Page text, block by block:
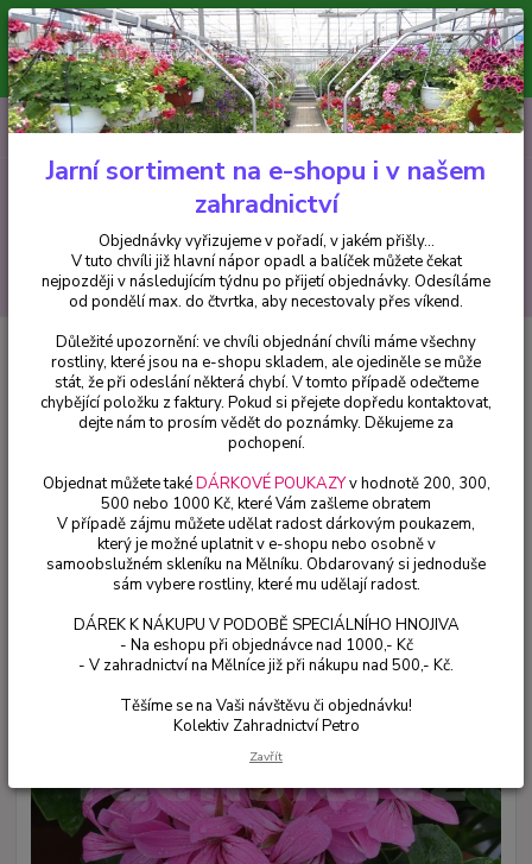
Minimální hodnota pro odeslání z e-shopu je 300 Kč.
V tuto chvíli již hlavní nápor objednávek opadl a balíček můžete čekat
nejpozději v následujícím týdnu po přijetí objednávky. Objednávky
vyřizujeme v pořadí, v jakém přišly...
CZK
Hledat
+420 602 223 614 0ks
za0 Kč
Pelargonie
Pelargónie peltátum Decora Lila (muškát převislý
Decora Lila) - 1 ks
Pelargónie peltátum Decora Lila
(muškát převislý Decora Lila) - 1
ks
Jarní sortiment na e-shopu i v našem
zahradnictví
Objednávky vyřizujeme v pořadí, v jakém přišly...
V tuto chvíli již hlavní nápor opadl a balíček můžete čekat
nejpozději v následujícím týdnu po přijetí objednávky. Odesíláme
od pondělí max. do čtvrtka, aby necestovaly přes víkend.
Důležité upozornění: ve chvíli objednání chvíli máme všechny
rostliny, které jsou na e-shopu skladem, ale ojediněle se může
stát, že při odeslání některá chybí. V tomto případě odečteme
chybějící položku z faktury. Pokud si přejete dopředu kontaktovat,
dejte nám to prosím vědět do poznámky. Děkujeme za
pochopení.
Objednat můžete takéDÁRKOVÉ POUKAZYv hodnotě 200, 300,
500 nebo 1000 Kč, které Vám zašleme obratem
V případě zájmu můžete udělat radost dárkovým poukazem,
který je možné uplatnit v e-shopu nebo osobně v
samoobslužném skleníku na Mělníku. Obdarovaný si jednoduše
sám vybere rostliny, které mu udělají radost.
DÁREK K NÁKUPU V PODOBĚ SPECIÁLNÍHO HNOJIVA
- Na eshopu při objednávce nad 1000,- Kč
- V zahradnictví na Mělníce již při nákupu nad 500,- Kč.
Těšíme se na Vaši návštěvu či objednávku!
Kolektiv Zahradnictví Petro
Zavřít